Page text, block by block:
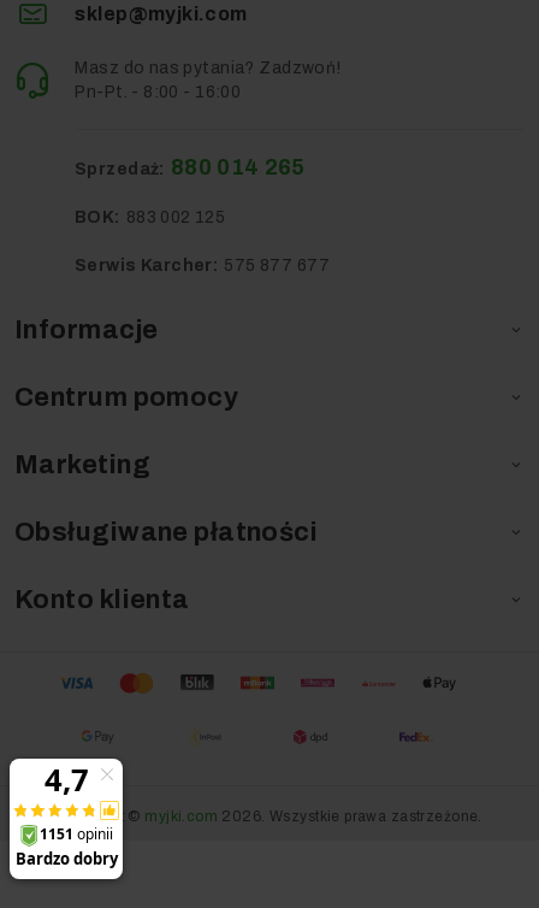
Informacje 
Centrum pomocy 
Marketing 
Obsługiwane płatności 
Konto klienta 
sklep@myjki.com
Masz do nas pytania? Zadzwoń!
Pn-Pt. - 8:00 - 16:00
Sprzedaż: 880 014 265
BOK: 883 002 125
Serwis Karcher: 575 877 677
Copyright © myjki.com 2026. Wszystkie prawa zastrzeżone.